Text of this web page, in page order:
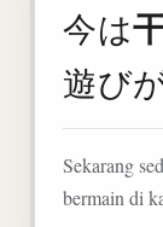
今は
遊び
Sekarang
bermain di